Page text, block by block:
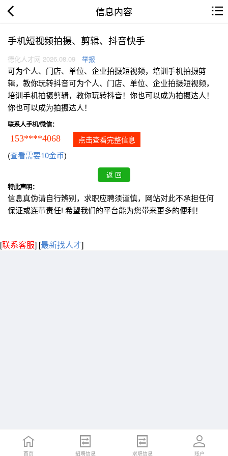
信息内容
手机短视频拍摄、剪辑、抖音快手
德化人才网 2026.08.09 举报
可为个人、门店、单位、企业拍摄短视频，培训手机拍摄剪
辑，教你玩转抖音可为个人、门店、单位、企业拍摄短视频，
培训手机拍摄剪辑，教你玩转抖音！你也可以成为拍摄达人！
你也可以成为拍摄达人！
联系人手机/微信：
153****4068 点击查看完整信息
(查看需要10金币)
特此声明：
信息真伪请自行辨别，求职应聘须谨慎，网站对此不承担任何
保证或连带责任! 希望我们的平台能为您带来更多的便利！
[联系客服] [最新找人才]
首页 招聘信息 求职信息 账户